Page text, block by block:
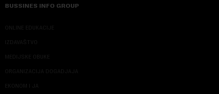
BUSSINES INFO GROUP
ONLINE EDUKACIJE
IZDAVAŠTVO
MEDIJSKE OBUKE
ORGANIZACIJA DOGADJAJA
EKONOM I JA